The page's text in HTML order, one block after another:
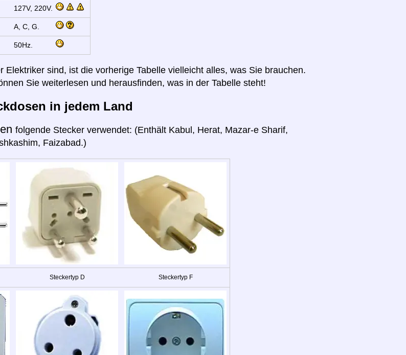
127V, 220V.
A, C, G.
50Hz.
Elektriker sind, ist die vorherige Tabelle vielleicht alles, was Sie brauchen.
Sie weiterlesen und herausfinden, was in der Tabelle steht!
in jedem Land
folgende Stecker verwendet: (Enthält Kabul, Herat, Mazar-e Sharif,
Faizabad.)
Steckertyp D Steckertyp F